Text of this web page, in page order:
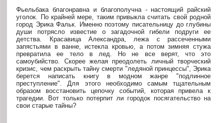
Фьельбака благонравна и благополучна - настоящий райский
уголок. По крайней мере, таким привыкла считать свой родной
город Эрика Фальк. Именно поэтому писательницу до глубины
души потрясло известие о загадочной гибели подруги ее
детства. Красавица Александра, лежа с рассеченными
запястьями в ванне, истекла кровью, а потом зимняя стужа
превратила ее тело в лед. Но не все верят, что это
самоубийство. Скорее желая преодолеть личный творческий
кризис, чем раскрыть тайну смерти "ледяной принцессы", Эрика
берется написать книгу в модном жанре "подлинное
преступление". Для этого необходимо самым тщательным
образом восстановить цепочку событий, которая привела к
трагедии. Вот только потерпит ли городок посягательство на
свои старые тайны?